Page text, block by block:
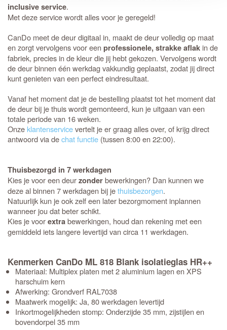
inclusive service.
Met deze service wordt alles voor je geregeld!
CanDo meet de deur digitaal in, maakt de deur volledig op maat
en zorgt vervolgens voor eenprofessionele, strakke aflak in de
fabriek, precies in de kleur die jij hebt gekozen. Vervolgens wordt
de deur binnen één werkdag vakkundig geplaatst, zodat jij direct
kunt genieten van een perfect eindresultaat.
Vanaf het moment dat je de bestelling plaatst tot het moment dat
de deur bij je thuis wordt gemonteerd, kun je uitgaan van een
totale periode van 16 weken.
Onzeklantenservicevertelt je er graag alles over, of krijg direct
antwoord via dechat functie (tussen 8:00 en 22:00).
Thuisbezorgd in 7 werkdagen
Kies je voor een deurzonderbewerkingen? Dan kunnen we
deze al binnen 7 werkdagen bij jethuisbezorgen.
Natuurlijk kun je ook zelf een later bezorgmoment inplannen
wanneer jou dat beter schikt.
Kies je voorextrabewerkingen, houd dan rekening met een
gemiddeld iets langere levertijd van circa 11 werkdagen.
Kenmerken CanDo ML 818 Blank isolatieglas HR++
Materiaal: Multiplex platen met 2 aluminium lagen en XPS
harschuim kern
Afwerking: Grondverf RAL7038
Maatwerk mogelijk: Ja, 80 werkdagen levertijd
Inkortmogelijkheden stomp: Onderzijde 35 mm, zijstijlen en
bovendorpel 35 mm